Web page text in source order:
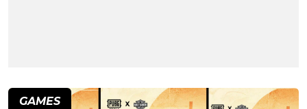
GAMES